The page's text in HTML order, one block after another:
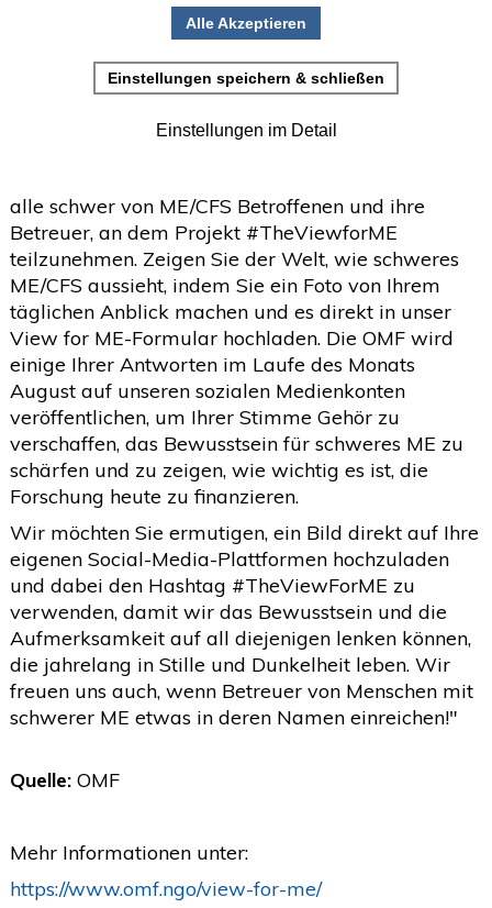
Einladung zur Studienteilnahme
>März(1)
>Februar(5)
>Januar(4)
> 2025(72)
>2024(153)
2023(18)
>2022(119)
>2021(468)
>2020(26)
>2019(45)
>2018(3)
>2017(4)
>2016 (1)
>2015(2)
diesen Monat zum Anlass, Geschichten von
Menschen mit schwerer Myalgischer
Enzephalomyelitis / Chronischem Fatigue-Syndrom
(ME/CFS) zu veröffentlichen, um die
Aufmerksamkeit für diese verheerende Krankheit
alle schwer von ME/CFS Betroffenen und ihre
Betreuer, an dem Projekt #TheViewforME
teilzunehmen. Zeigen Sie der Welt, wie schweres
ME/CFS aussieht, indem Sie ein Foto von Ihrem
täglichen Anblick machen und es direkt in unser
View for ME-Formular hochladen. Die OMF wird
einige Ihrer Antworten im Laufe des Monats
August auf unseren sozialen Medienkonten
veröffentlichen, um Ihrer Stimme Gehör zu
verschaffen, das Bewusstsein für schweres ME zu
schärfen und zu zeigen, wie wichtig es ist, die
Forschung heute zu finanzieren.
Wir möchten Sie ermutigen, ein Bild direkt auf Ihre
eigenen Social-Media-Plattformen hochzuladen
und dabei den Hashtag #TheViewForME zu
verwenden, damit wir das Bewusstsein und die
Aufmerksamkeit auf all diejenigen lenken können,
die jahrelang in Stille und Dunkelheit leben. Wir
freuen uns auch, wenn Betreuer von Menschen mit
schwerer ME etwas in deren Namen einreichen!"
Quelle:OMF
Mehr Informationen unter:
https://www.omf.ngo/view-for-me/